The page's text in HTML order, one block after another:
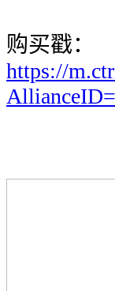
购买戳：
https://